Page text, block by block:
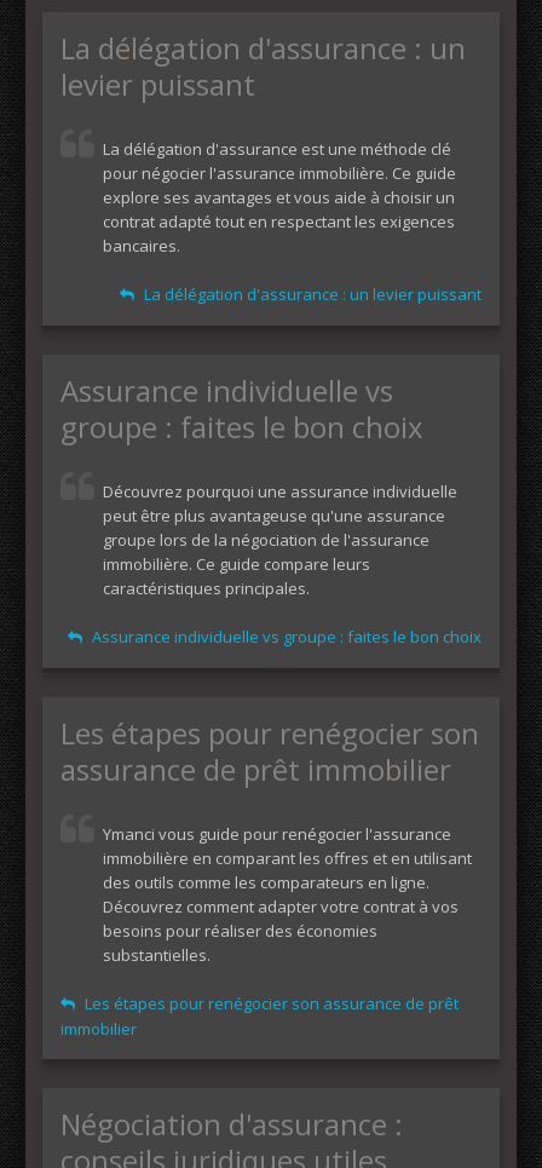
La délégation d'assurance : un
levier puissant
La délégation d'assurance est une méthode clé
pour négocier l'assurance immobilière. Ce guide
explore ses avantages et vous aide à choisir un
contrat adapté tout en respectant les exigences
bancaires.
La délégation d'assurance : un levier puissant
Assurance individuelle vs
groupe : faites le bon choix
Découvrez pourquoi une assurance individuelle
peut être plus avantageuse qu'une assurance
groupe lors de la négociation de l'assurance
immobilière. Ce guide compare leurs
caractéristiques principales.
Assurance individuelle vs groupe : faites le bon choix
Les étapes pour renégocier son
assurance de prêt immobilier
Ymanci vous guide pour renégocier l'assurance
immobilière en comparant les offres et en utilisant
des outils comme les comparateurs en ligne.
Découvrez comment adapter votre contrat à vos
besoins pour réaliser des économies
substantielles.
Les étapes pour renégocier son assurance de prêt
immobilier
Négociation d'assurance :